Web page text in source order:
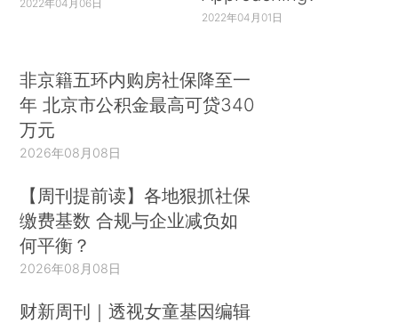
2022年04月06日
2022年04月01日
非京籍五环内购房社保降至一
年 北京市公积金最高可贷340
万元
2026年08月08日
【周刊提前读】各地狠抓社保
缴费基数 合规与企业减负如
何平衡？
2026年08月08日
财新周刊｜透视女童基因编辑